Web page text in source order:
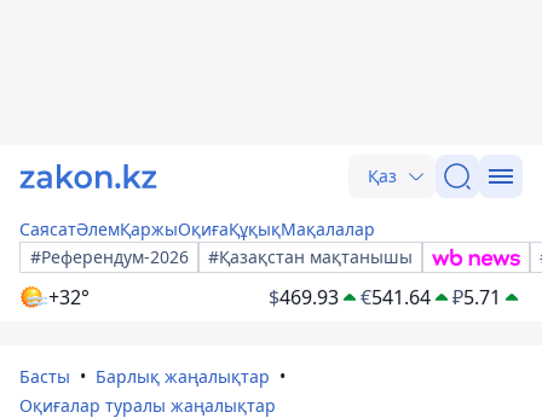
Қаз
СаясатӘлемҚаржыОқиғаҚұқықМақалалар
#Референдум-2026
#Қазақстан мақтанышы
+32° $469.93 €541.64 ₽5.71
Басты
Барлық жаңалықтар
Оқиғалар туралы жаңалықтар